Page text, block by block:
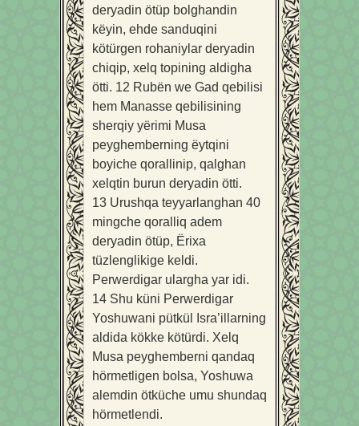
deryadin ötüp bolghandin
këyin, ehde sanduqini
kötürgen rohaniylar deryadin
chiqip, xelq topining aldigha
ötti. 12 Rubën we Gad qebilisi
hem Manasse qebilisining
sherqiy yërimi Musa
peyghemberning ëytqini
boyiche qorallinip, qalghan
xelqtin burun deryadin ötti.
13 Urushqa teyyarlanghan 40
mingche qoralliq adem
deryadin ötüp, Ërixa
tüzlenglikige keldi.
Perwerdigar ulargha yar idi.
14 Shu küni Perwerdigar
Yoshuwani pütkül Isra’illarning
aldida kökke kötürdi. Xelq
Musa peyghemberni qandaq
hörmetligen bolsa, Yoshuwa
alemdin ötküche umu shundaq
hörmetlendi.